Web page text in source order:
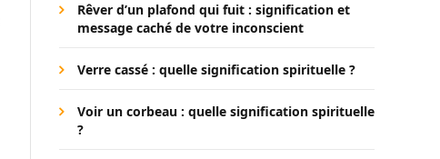
Rêver d’un plafond qui fuit : signification et
message caché de votre inconscient
Verre cassé : quelle signification spirituelle ?
Voir un corbeau : quelle signification spirituelle
?